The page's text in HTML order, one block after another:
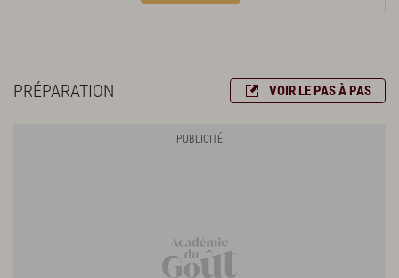
10 cl de vin blanc sec
30 cl de fond blanc de volaille
80 g de champignons de Paris
PRÉPARATION VOIR LE PAS À PAS